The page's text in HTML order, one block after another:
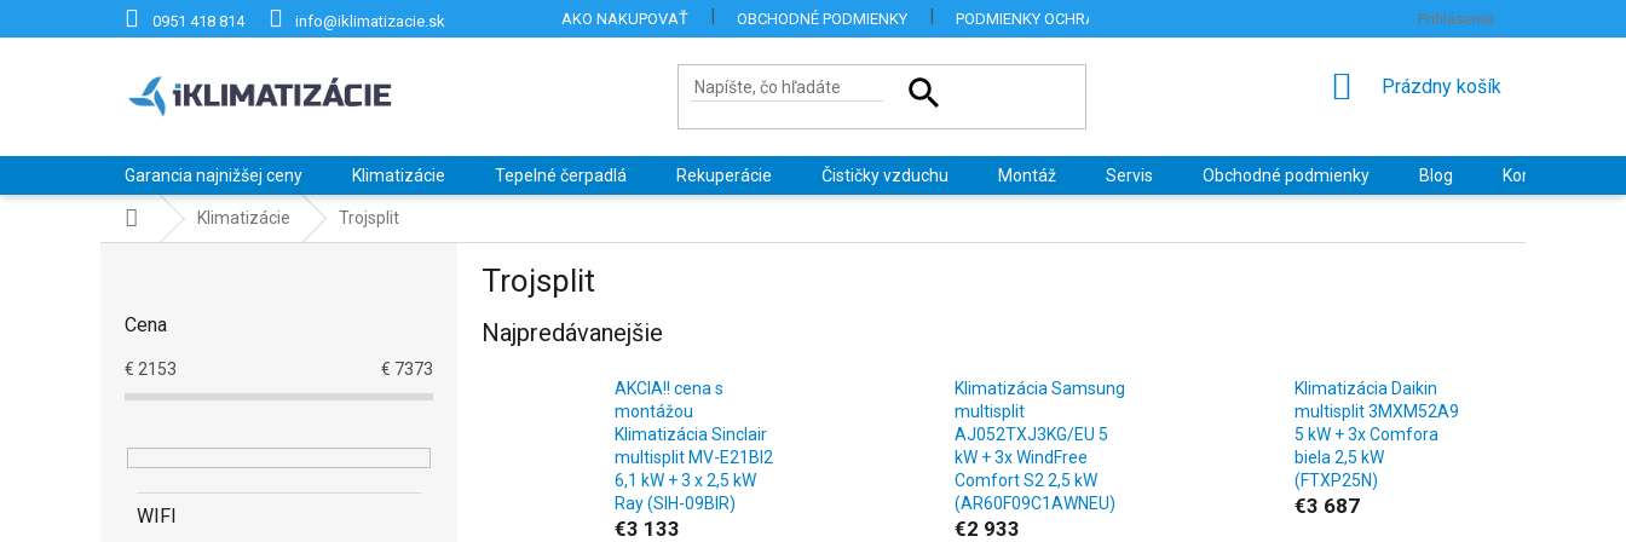
0951 418 814 info@iklimatizacie.sk AKO NAKUPOVAŤ OBCHODNÉ PODMIENKY PODMIENKY OCHRANY OSOBNÝCH ÚDAJOV HODNOTENIE OBCHODU
Prihlásenie
NÁKUPNÝ
Prázdny košík
Garancia najnižšej ceny Klimatizácie Tepelné čerpadlá Rekuperácie Čističky vzduchu Montáž Servis Obchodné podmienky Blog Kontakty
DomovKlimatizácie Trojsplit
Cena
€ 2153 € 7373
WIFI
Trojsplit
Najpredávanejšie
AKCIA!! cena s
montážou
Klimatizácia Sinclair
multisplit MV-E21BI2
6,1 kW + 3 x 2,5 kW
Ray (SIH-09BIR)
€3 133
Klimatizácia Samsung
multisplit
AJ052TXJ3KG/EU 5
kW + 3x WindFree
Comfort S2 2,5 kW
(AR60F09C1AWNEU)
€2 933
Klimatizácia Daikin
multisplit 3MXM52A9
5 kW + 3x Comfora
biela 2,5 kW
(FTXP25N)
€3 687